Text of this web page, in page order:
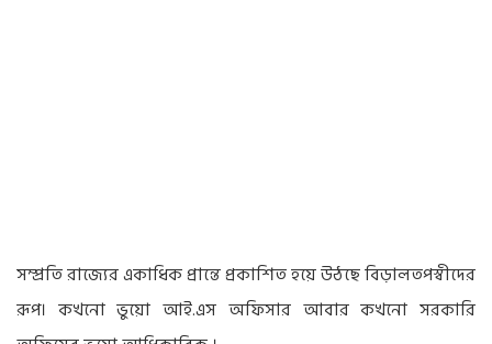
সম্প্রতি রাজ্যের একাধিক প্রান্তে প্রকাশিত হয়ে উঠছে বিড়ালতপস্বীদের
রূপ। কখনো ভুয়ো আই.এস অফিসার আবার কখনো সরকারি